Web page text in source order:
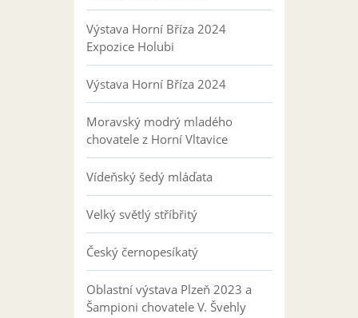
Výstava Horní Bříza 2024
Expozice Holubi
Výstava Horní Bříza 2024
Moravský modrý mladého
chovatele z Horní Vltavice
Vídeňský šedý mláďata
Velký světlý stříbřitý
Český černopesíkatý
Oblastní výstava Plzeň 2023 a
Šampioni chovatele V. Švehly